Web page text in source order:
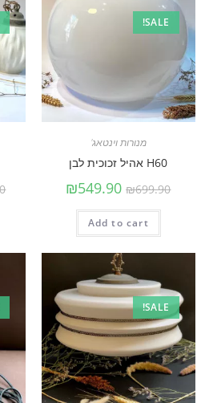
SALE!
מנורות וינטאג'
H60 אהיל זכוכית לבן
₪699.90
₪549.90
Add to cart
SALE!